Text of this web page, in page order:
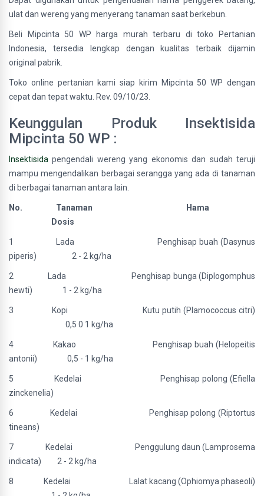
ulat dan wereng yang menyerang tanaman saat berkebun.
Beli Mipcinta 50 WP harga murah terbaru di toko Pertanian
Indonesia, tersedia lengkap dengan kualitas terbaik dijamin
original pabrik.
Toko online pertanian kami siap kirim Mipcinta 50 WP dengan
cepat dan tepat waktu. Rev. 09/10/23.
Keunggulan Produk Insektisida
Mipcinta 50 WP :
Insektisida pengendali wereng yang ekonomis dan sudah teruji
mampu mengendalikan berbagai serangga yang ada di tanaman
di berbagai tanaman antara lain.
No. Tanaman Hama
Dosis
1 Lada Penghisap buah (Dasynus
piperis) 2 - 2 kg/ha
2 Lada Penghisap bunga (Diplogomphus
hewti) 1 - 2 kg/ha
3 Kopi Kutu putih (Plamococcus citri)
0,5 0 1 kg/ha
4 Kakao Penghisap buah (Helopeitis
antonii) 0,5 - 1 kg/ha
5 Kedelai Penghisap polong (Efiella
zinckenelia)
6 Kedelai Penghisap polong (Riptortus
tineans)
7 Kedelai Penggulung daun (Lamprosema
indicata) 2 - 2 kg/ha
8 Kedelai Lalat kacang (Ophiomya phaseoli)